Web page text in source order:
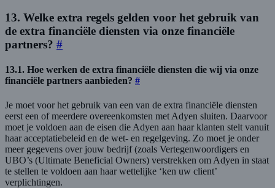
13. Welke extra regels gelden voor het gebruik van
de extra financiële diensten via onze financiële
partners? #
13.1. Hoe werken de extra financiële diensten die wij via onze
financiële partners aanbieden? #
Je moet voor het gebruik van een van de extra financiële diensten
eerst een of meerdere overeenkomsten met Adyen sluiten. Daarvoor
moet je voldoen aan de eisen die Adyen aan haar klanten stelt vanuit
haar acceptatiebeleid en de wet- en regelgeving. Zo moet je onder
meer gegevens over jouw bedrijf (zoals Vertegenwoordigers en
UBO’s (Ultimate Beneficial Owners) verstrekken om Adyen in staat
te stellen te voldoen aan haar wettelijke ‘ken uw client’
verplichtingen.